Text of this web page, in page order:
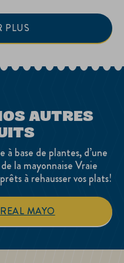
épicé
est
sur
de
38
PLUS
AUTRES
à base de plantes, d’une
la mayonnaise Vraie
à rehausser vos plats!
MAYO